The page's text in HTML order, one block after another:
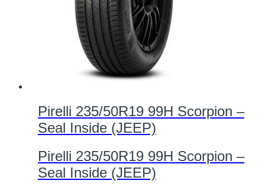
Pirelli 235/50R19 99H Scorpion –
Seal Inside (JEEP)
Pirelli 235/50R19 99H Scorpion –
Seal Inside (JEEP)